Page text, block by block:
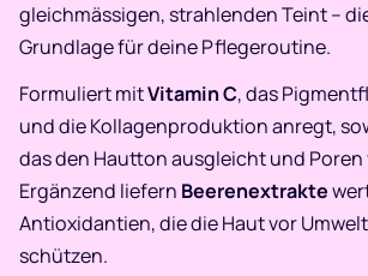
gleichmässigen, strahlenden Teint –
Grundlage für deine Pflegeroutine.
Formuliert mitVitamin C, das
und die Kollagenproduktion anregt,
das den Hautton ausgleicht und
Ergänzend liefern Beerenextrakte
Antioxidantien, die die Haut vor
schützen.